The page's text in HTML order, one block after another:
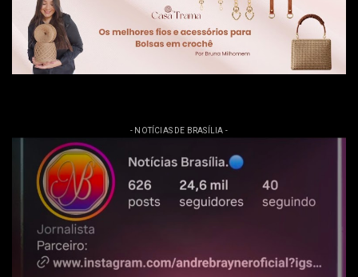
- NOTÍCIAS DE BRASÍLIA -